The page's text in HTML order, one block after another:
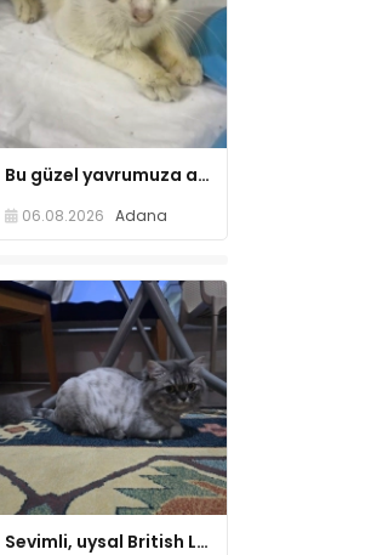
Bu güzel yavrumuza acil yuva!!
06.08.2026 Adana
Sevimli, uysal British Longhair.